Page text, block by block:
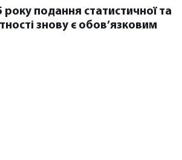
року подання статистичної та
знову є обов’язковим